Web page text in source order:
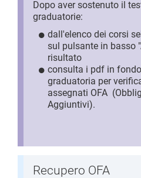
Dopo aver sostenuto il
graduatorie:
dall'elenco dei corsi
sul pulsante in basso
risultato
consulta i pdf in
graduatoria per
assegnati OFA
Aggiuntivi).
Recupero OFA